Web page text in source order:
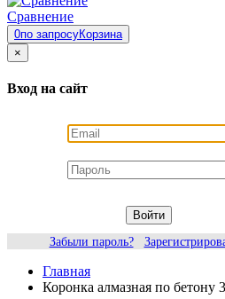
Сравнение
0по запросуКорзина
×
Вход на сайт
Войти
Забыли пароль?
Главная
Коронка алмазная по бетону